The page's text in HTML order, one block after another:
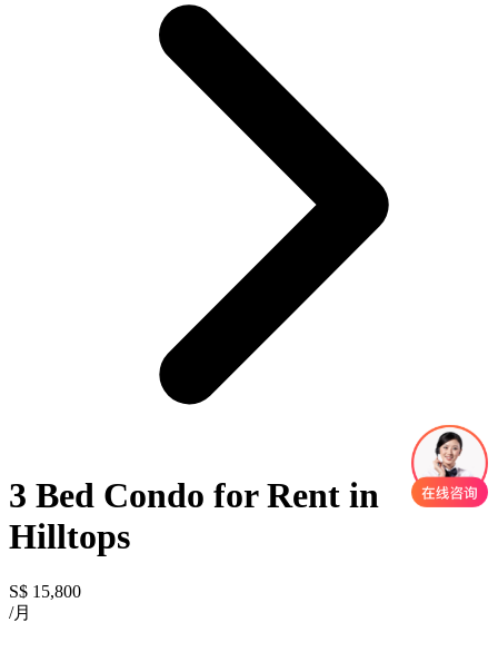
3 Bed Condo for Rent in
Hilltops
S$ 15,800
/月